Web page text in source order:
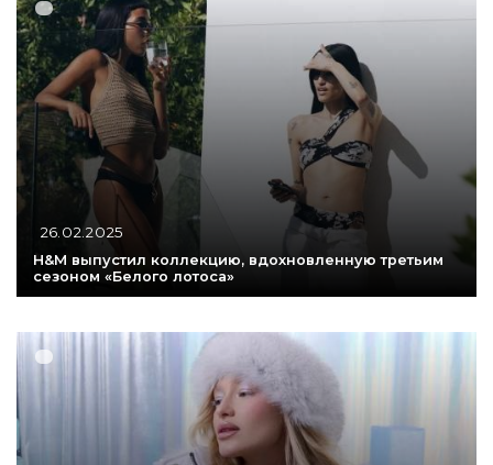
26.02.2025
H&M выпустил коллекцию, вдохновленную третьим
сезоном «Белого лотоса»